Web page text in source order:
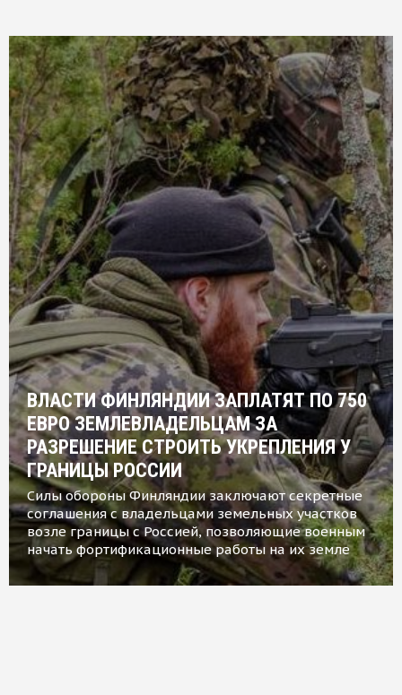
ВЛАСТИ ФИНЛЯНДИИ ЗАПЛАТЯТ ПО 750
ЕВРО ЗЕМЛЕВЛАДЕЛЬЦАМ ЗА
РАЗРЕШЕНИЕ СТРОИТЬ УКРЕПЛЕНИЯ У
ГРАНИЦЫ РОССИИ
Силы обороны Финляндии заключают секретные
соглашения с владельцами земельных участков
возле границы с Россией, позволяющие военным
начать фортификационные работы на их земле